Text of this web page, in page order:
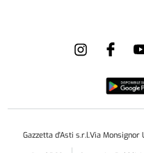
Gazzetta d'Asti s.r.l.Via